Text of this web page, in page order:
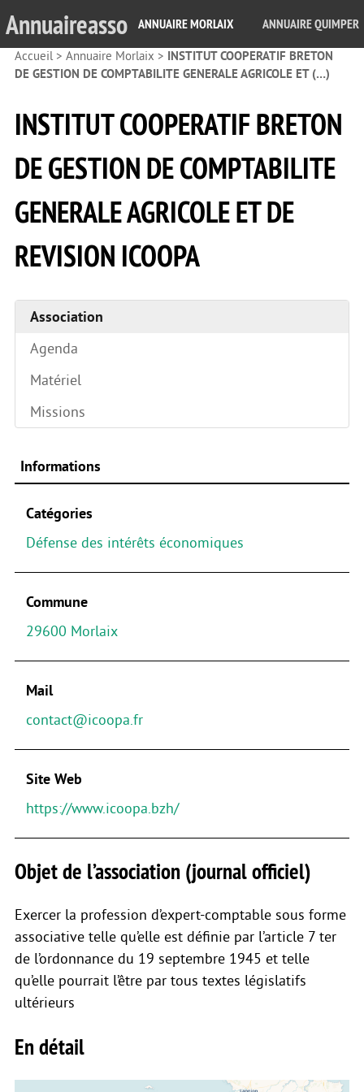
Annuaireasso ANNUAIRE MORLAIX ANNUAIRE QUIMPER
Accueil> Annuaire Morlaix >
INSTITUT COOPERATIF BRETON
DE GESTION DE COMPTABILITE GENERALE AGRICOLE ET (…)
INSTITUT COOPERATIF BRETON
DE GESTION DE COMPTABILITE
GENERALE AGRICOLE ET DE
REVISION ICOOPA
Association
Agenda
Matériel
Missions
Informations
Catégories
Défense des intérêts économiques
Commune
29600 Morlaix
Mail
contact@icoopa.fr
Site Web
https://www.icoopa.bzh/
Objet de l’association (journal officiel)
Exercer la profession d’expert-comptable sous forme
associative telle qu’elle est définie par l’article 7 ter
de l’ordonnance du 19 septembre 1945 et telle
qu’elle pourrait l’être par tous textes législatifs
ultérieurs
En détail